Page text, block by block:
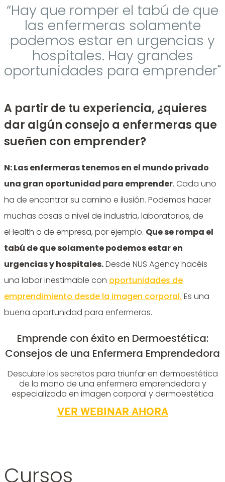
“Hay que romper el tabú de que
las enfermeras solamente
podemos estar en urgencias y
hospitales. Hay grandes
oportunidades para emprender"
A partir de tu experiencia, ¿quieres
dar algún consejo a enfermeras que
sueñen con emprender?
N: Las enfermeras tenemos en el mundo privado
una gran oportunidad para emprender. Cada uno
ha de encontrar su camino e ilusión. Podemos hacer
muchas cosas a nivel de industria, laboratorios, de
eHealth o de empresa, por ejemplo. Que se rompa el
tabú de que solamente podemos estar en
urgencias y hospitales.Desde NUS Agency hacéis
una labor inestimable con oportunidades de
emprendimiento desde la imagen corporal. Es una
buena oportunidad para enfermeras.
Emprende con éxito en Dermoestética:
Consejos de una Enfermera Emprendedora
Descubre los secretos para triunfar en dermoestética
de la mano de una enfermera emprendedora y
especializada en imagen corporal y dermoestética
VER WEBINAR AHORA
Cursos